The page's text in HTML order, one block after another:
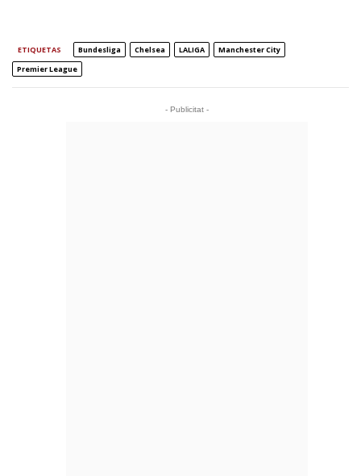
ETIQUETAS Bundesliga Chelsea LALIGA
Manchester City
Premier League
- Publicitat -